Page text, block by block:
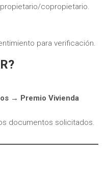
copropietario.
para verificación.
→ Premio Vivienda
documentos solicitados.